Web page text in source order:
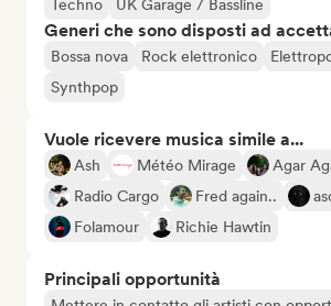
Techno
UK Garage / Bassline
Generi che sono disposti ad
Bossa nova Rock elettronico
Synthpop
Vuole ricevere musica simile a...
Ash Météo Mirage Agar
Radio Cargo
Fred again..
Folamour
Richie Hawtin
Principali opportunità